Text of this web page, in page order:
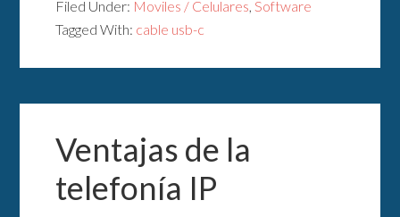
Filed Under: Moviles / Celulares Software
Tagged With: cable usb-c
Ventajas de la
telefonía IP